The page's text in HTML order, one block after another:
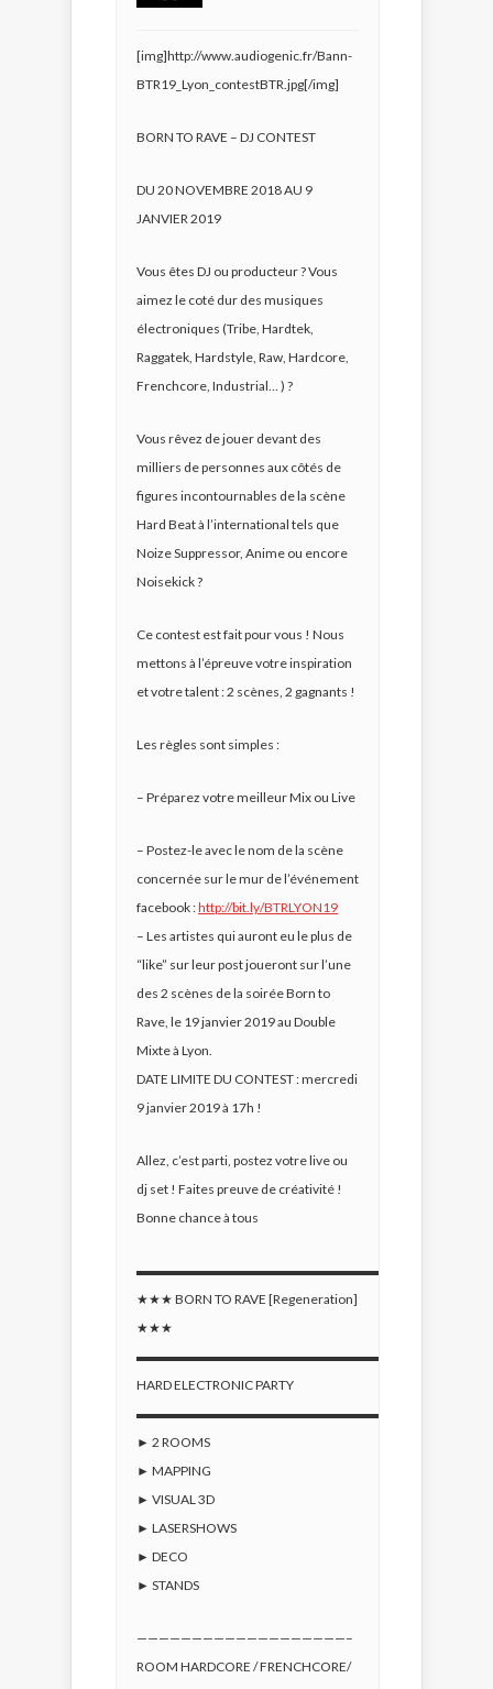
[img]http://www.audiogenic.fr/Bann-
BTR19_Lyon_contestBTR.jpg[/img]
BORN TO RAVE – DJ CONTEST
DU 20 NOVEMBRE 2018 AU 9
JANVIER 2019
Vous êtes DJ ou producteur ? Vous
aimez le coté dur des musiques
électroniques (Tribe, Hardtek,
Raggatek, Hardstyle, Raw, Hardcore,
Frenchcore, Industrial… ) ?
Vous rêvez de jouer devant des
milliers de personnes aux côtés de
figures incontournables de la scène
Hard Beat à l’international tels que
Noize Suppressor, Anime ou encore
Noisekick ?
Ce contest est fait pour vous ! Nous
mettons à l’épreuve votre inspiration
et votre talent : 2 scènes, 2 gagnants !
Les règles sont simples :
– Préparez votre meilleur Mix ou Live
– Postez-le avec le nom de la scène
concernée sur le mur de l’événement
facebook :http://bit.ly/BTRLYON19
– Les artistes qui auront eu le plus de
“like” sur leur post joueront sur l’une
des 2 scènes de la soirée Born to
Rave, le 19 janvier 2019 au Double
Mixte à Lyon.
DATE LIMITE DU CONTEST : mercredi
9 janvier 2019 à 17h !
Allez, c’est parti, postez votre live ou
dj set ! Faites preuve de créativité !
Bonne chance à tous
▬▬▬▬▬▬▬▬▬▬▬▬▬▬▬▬▬▬▬▬▬▬▬▬▬▬
★★★ BORN TO RAVE [Regeneration]
★★★
▬▬▬▬▬▬▬▬▬▬▬▬▬▬▬▬▬▬▬▬▬▬▬▬▬▬
HARD ELECTRONIC PARTY
▬▬▬▬▬▬▬▬▬▬▬▬▬▬▬▬▬▬▬▬▬▬▬▬▬▬
► 2 ROOMS
► MAPPING
► VISUAL 3D
► LASERSHOWS
► DECO
► STANDS
———————————————————–
ROOM HARDCORE / FRENCHCORE/